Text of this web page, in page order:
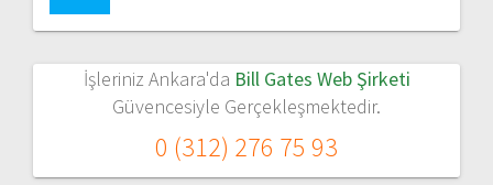
İşleriniz Ankara'da Bill Gates Web Şirketi
Güvencesiyle Gerçekleşmektedir.
0 (312) 276 75 93